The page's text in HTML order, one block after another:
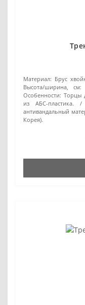
Материал: Брус
Высота/ширина, см:
Особенности: Торцы
из АБС-пластика.
антивандальный
Корея).